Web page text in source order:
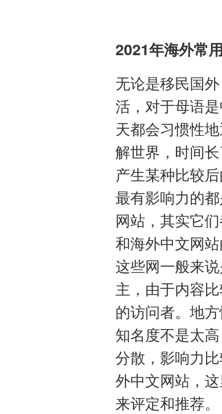
2021年海外常
无论是移民国
活，对于母语
天都会习惯性
解世界，时间
产生某种比较
最有影响力的
网站，其实它
和海外中文网
这些网一般来
主，由于内容
的访问者。地
知名度不是太
分散，影响力
外中文网站，
来评定和推荐。